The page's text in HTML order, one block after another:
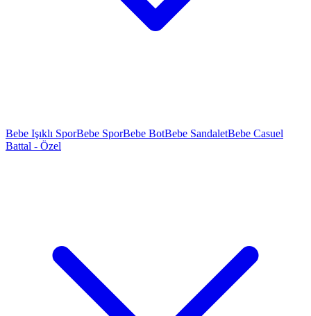
Bebe Işıklı SporBebe SporBebe BotBebe SandaletBebe Casuel
Battal - Özel